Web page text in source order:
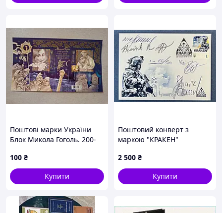
Поштові марки України
Блок Микола Гоголь. 200-
2009 рік
100 ₴
Купити
Поштовий конверт з
маркою "КРАКЕН"
підписами)
2 500 ₴
Купити